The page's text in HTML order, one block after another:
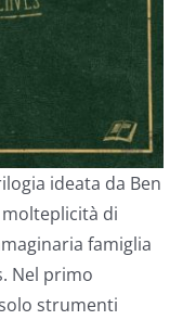
ideata da Ben
di
famiglia
Nel primo
strumenti